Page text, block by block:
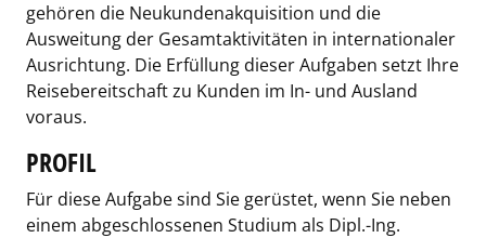
gehören die Neukundenakquisition und die
Ausweitung der Gesamtaktivitäten in internationaler
Ausrichtung. Die Erfüllung dieser Aufgaben setzt Ihre
Reisebereitschaft zu Kunden im In- und Ausland
voraus.
PROFIL
Für diese Aufgabe sind Sie gerüstet, wenn Sie neben
einem abgeschlossenen Studium als Dipl.-Ing.